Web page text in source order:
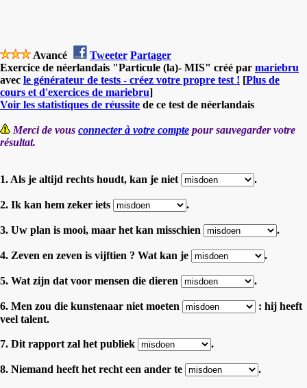
Avancé Tweeter Partager
Exercice de néerlandais "Particule (la)- MIS" créé par mariebru
avec le générateur de tests - créez votre propre test ! [Plus de
cours et d'exercices de mariebru]
Voir les statistiques de réussite de ce test de néerlandais
Merci de vous connecter à votre compte pour sauvegarder votre
résultat.
1. Als je altijd rechts houdt, kan je niet .
2. Ik kan hem zeker iets .
3. Uw plan is mooi, maar het kan misschien .
4. Zeven en zeven is vijftien ? Wat kan je .
5. Wat zijn dat voor mensen die dieren .
6. Men zou die kunstenaar niet moeten
: hij heeft
veel talent.
7. Dit rapport zal het publiek .
8. Niemand heeft het recht een ander te .